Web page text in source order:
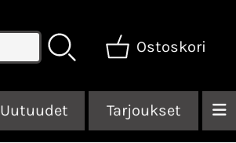
Ostoskori
Uutuudet Tarjoukset